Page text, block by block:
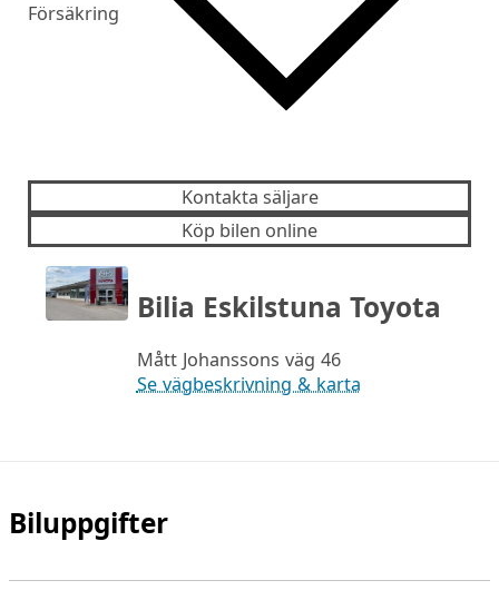
Försäkring
Kontakta säljare
Köp bilen online
Bilia Eskilstuna Toyota
Mått Johanssons väg 46
Se vägbeskrivning & karta
Biluppgifter